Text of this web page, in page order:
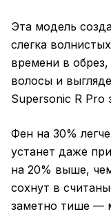
Эта модель
слегка
времени в
волосы и
Supersonic R Pro
Фен на 30%
устанет даже
на 20% выше,
сохнут в
заметно тише —